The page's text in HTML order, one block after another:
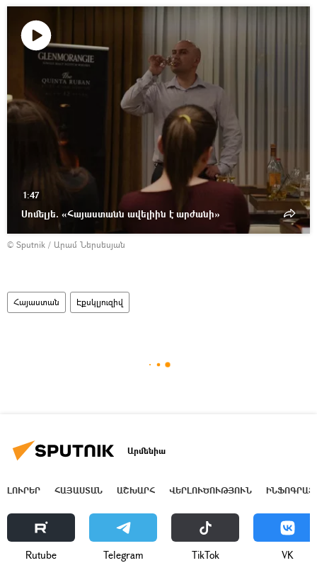
Դիտել
տեսանյութը
Սոմելյե. «Հայաստանն ավելիին է արժանի»
1:47
© Sputnik / Արամ Ներսեսյան
Հայաստան Էքսկլյուզիվ
Արմենիա
ԼՈՒՐԵՐ ՀԱՅԱՍՏԱՆ ԱՇԽԱՐՀ ՎԵՐԼՈՒԾՈՒԹՅՈՒՆ
Rutube Telegram ТikТоk VK